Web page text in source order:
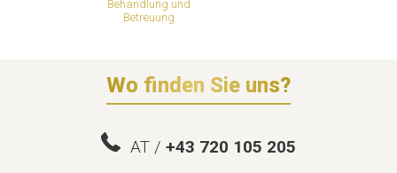
Behandlung und
Betreuung
Wo finden Sie uns?
AT / +43 720 105 205